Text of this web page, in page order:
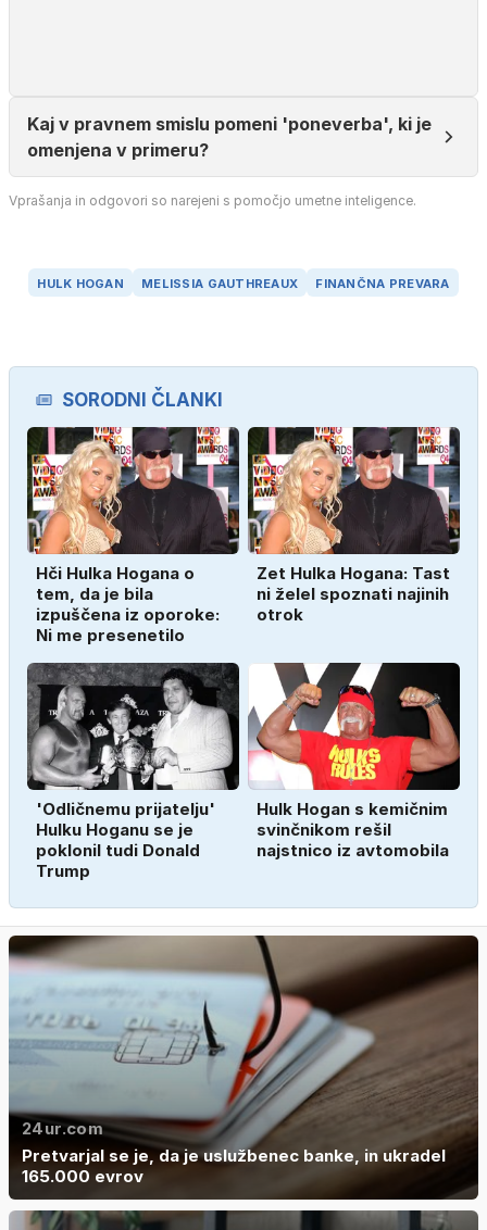
Kaj v pravnem smislu pomeni 'poneverba', ki je
omenjena v primeru?
Vprašanja in odgovori so narejeni s pomočjo umetne inteligence.
HULK HOGAN MELISSIA GAUTHREAUX FINANČNA PREVARA
SORODNI ČLANKI
Hči Hulka Hogana o
tem, da je bila
izpuščena iz oporoke:
Ni me presenetilo
Zet Hulka Hogana: Tast
ni želel spoznati najinih
otrok
'Odličnemu prijatelju'
Hulku Hoganu se je
poklonil tudi Donald
Trump
Hulk Hogan s kemičnim
svinčnikom rešil
najstnico iz avtomobila
24ur.com
Pretvarjal se je, da je uslužbenec banke, in ukradel
165.000 evrov